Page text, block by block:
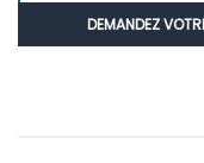
DEMANDEZ